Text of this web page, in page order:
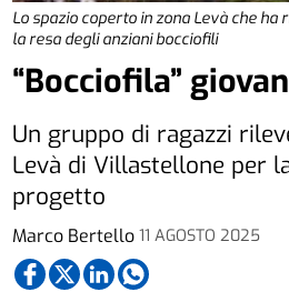
Lo spazio coperto in zona Levà che ha
la resa degli anziani bocciofili
Marco Bertello 11 AGOSTO 2025
“Bocciofila”
Un gruppo di ragazzi
Levà di Villastellone per
progetto